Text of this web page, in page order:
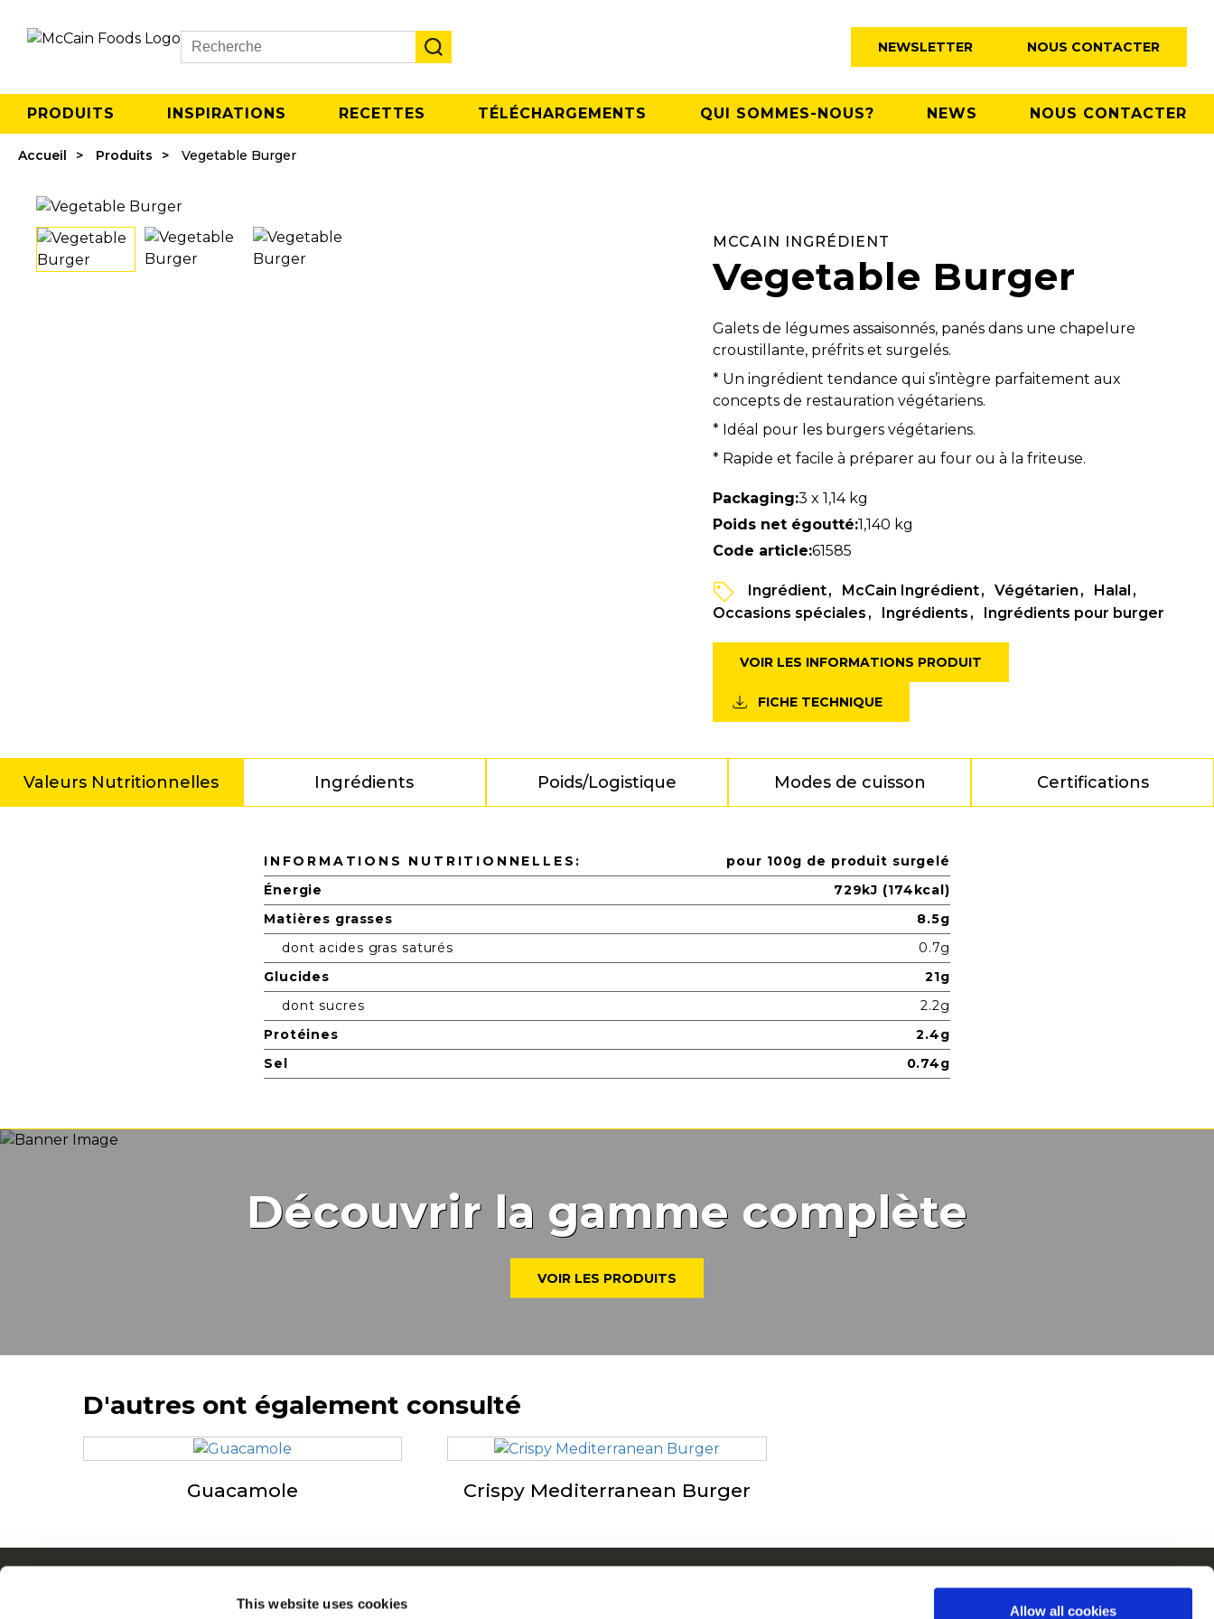
This website uses cookies Allow all cookies
Search
NEWSLETTER NOUS CONTACTER
PRODUITS INSPIRATIONS RECETTES TÉLÉCHARGEMENTS QUI SOMMES-NOUS? NEWS NOUS CONTACTER
Accueil Produits Vegetable Burger
MCCAIN INGRÉDIENT
Vegetable Burger
Galets de légumes assaisonnés, panés dans une chapelure
croustillante, préfrits et surgelés.
* Un ingrédient tendance qui s’intègre parfaitement aux
concepts de restauration végétariens.
* Idéal pour les burgers végétariens.
* Rapide et facile à préparer au four ou à la friteuse.
Packaging:3 x 1,14 kg
Poids net égoutté:1,140 kg
Code article:61585
Ingrédient McCain Ingrédient Végétarien
Halal
Occasions spéciales
Ingrédients Ingrédients pour burger
VOIR LES INFORMATIONS PRODUIT
FICHE TECHNIQUE
Valeurs Nutritionnelles Ingrédients Poids/Logistique Modes de cuisson Certifications
Valeurs NutritionnellesINFORMATIONS NUTRITIONNELLES:
pour 100g de produit surgelé
Énergie
729kJ (174kcal)
Matières grasses
8.5g
dont acides gras saturés
0.7g
Glucides
21g
dont sucres
2.2g
Protéines
2.4g
Sel
0.74g
Découvrir la gamme complète
VOIR LES PRODUITS
D'autres ont également consulté
Guacamole Crispy Mediterranean Burger
Nos racines nous engagent
McCain en Europe